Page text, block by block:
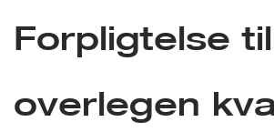
Forpligtelse til
overlegen